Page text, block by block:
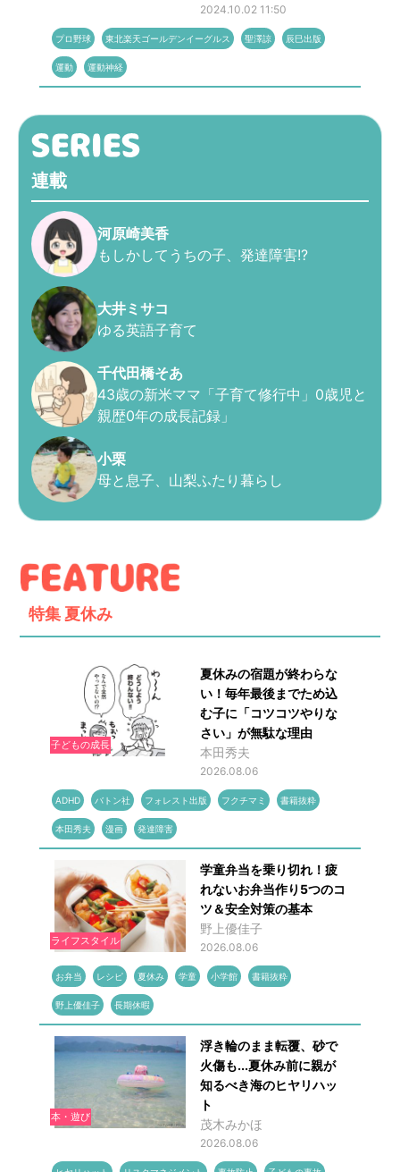
2024.10.02 11:50
プロ野球 東北楽天ゴールデンイーグルス 聖澤諒 辰巳出版
運動 運動神経
連載
河原崎美香
もしかしてうちの子、発達障害!?
大井ミサコ
ゆる英語子育て
千代田橋そあ
43歳の新米ママ「子育て修行中」0歳児と
親歴0年の成長記録」
小栗
母と息子、山梨ふたり暮らし
特集 夏休み
子どもの成長
夏休みの宿題が終わらな
い！毎年最後までため込
む子に「コツコツやりな
さい」が無駄な理由
本田秀夫
2026.08.06
ADHD バトン社 フォレスト出版 フクチマミ 書籍抜粋
本田秀夫 漫画 発達障害
ライフスタイル
学童弁当を乗り切れ！疲
れないお弁当作り5つのコ
ツ＆安全対策の基本
野上優佳子
2026.08.06
お弁当 レシピ 夏休み 学童 小学館 書籍抜粋
野上優佳子 長期休暇
本・遊び
浮き輪のまま転覆、砂で
火傷も...夏休み前に親が
知るべき海のヒヤリハッ
ト
茂木みかほ
2026.08.06